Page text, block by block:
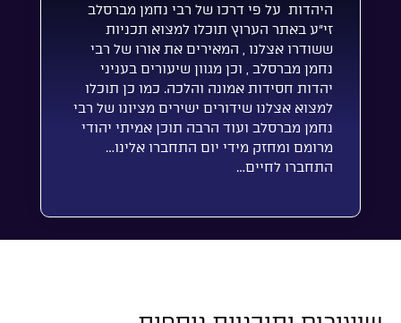
היהדות על פי דרכו של רבי נחמן מברסלב
זי”ע באתר הערוץ תוכלו למצוא תכניות
ששודרו אצלנו , המאירים את אורו של רבי
נחמן מברסלב , וכן מגוון שיעורים בעניני
יהדות חסידות אמונה והלכה. כמו כן תוכלו
למצוא אצלנו שידורים ישירים מציונו של רבי
נחמן מברסלב ועוד הרבה תוכן אמיתי יהודי
מרומם ומחזק מידי יום התחברו אלינו…
התחברו לחיים…